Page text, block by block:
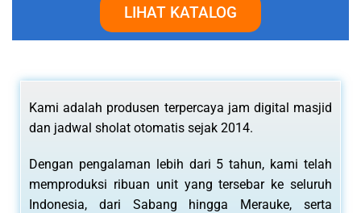
LIHAT KATALOG
Kami adalah produsen terpercaya jam digital masjid
dan jadwal sholat otomatis sejak 2014.
Dengan pengalaman lebih dari 5 tahun, kami telah
memproduksi ribuan unit yang tersebar ke seluruh
Indonesia, dari Sabang hingga Merauke, serta